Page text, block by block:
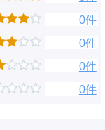
0件
0件
0件
0件